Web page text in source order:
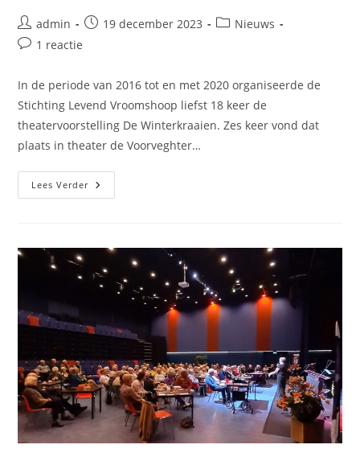
Bericht
auteur:
admin
Bericht19 december 2023 Berichtcategorie:
Nieuws
Bericht1 reactie
In de periode van 2016 tot en met 2020 organiseerde de
Stichting Levend Vroomshoop liefst 18 keer de
theatervoorstelling De Winterkraaien. Zes keer vond dat
plaats in theater de Voorveghter…
Lees Verder19e
Winterkraaien